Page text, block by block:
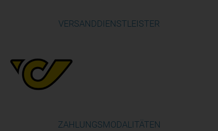
VERSANDDIENSTLEISTER
ZAHLUNGSMODALITÄTEN